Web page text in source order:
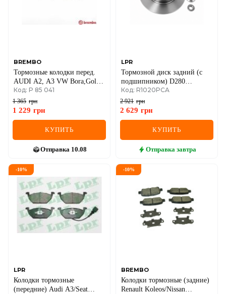
BREMBO
Тормозные колодки перед.
AUDI A2, A3 VW Bora,Golf
IV SEAT SKODA
Код: P 85 041
1 365 грн
1 229 грн
КУПИТЬ
Отправка 10.08
LPR
Тормозной диск задний (с
подшипником) D280
RENAULT Trafic 00-14
Код: R1020PCA
2 921 грн
2 629 грн
КУПИТЬ
Отправка завтра
-10%
LPR
Колодки тормозные
(передние) Audi A3/Seat
-10%
BREMBO
Колодки тормозные (задние)
Renault Koleos/Nissan